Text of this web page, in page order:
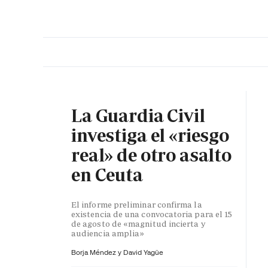
La Guardia Civil
investiga el «riesgo
real» de otro asalto
en Ceuta
El informe preliminar confirma la
existencia de una convocatoria para el 15
de agosto de «magnitud incierta y
audiencia amplia»
Borja Méndez y David Yagüe